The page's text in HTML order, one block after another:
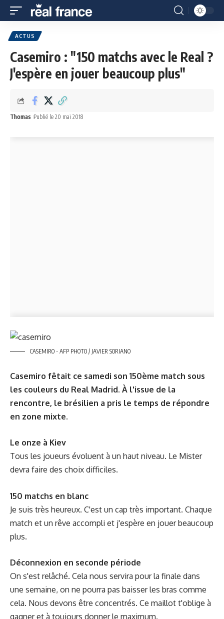
ACTUS
Casemiro : "150 matchs avec le Real ?
J'espère en jouer beaucoup plus"
Thomas Publié le 20 mai 2018
CASEMIRO - AFP PHOTO / JAVIER SORIANO
Casemiro fêtait ce samedi son 150ème match sous
les couleurs du Real Madrid. À l'issue de la
rencontre, le brésilien a pris le temps de répondre
en zone mixte.
Le onze à Kiev
Tous les joueurs évoluent à un haut niveau. Le Mister
devra faire des choix difficiles.
150 matchs en blanc
Je suis très heureux. C'est un cap très important. Chaque
match et un rêve accompli et j'espère en jouer beaucoup
plus.
Déconnexion en seconde période
On s'est relâché. Cela nous servira pour la finale dans
une semaine, on ne pourra pas baisser les bras comme
cela. Nous devons être concentrés. Ce maillot t'oblige à
gagner et à toujours donner le maximum.